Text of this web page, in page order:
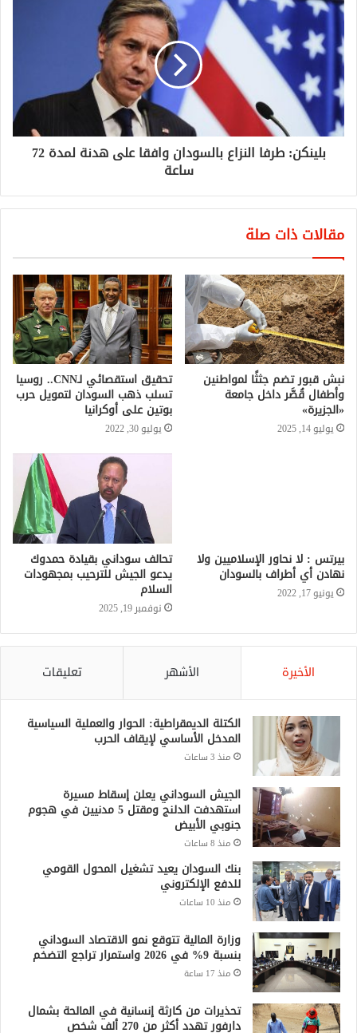
بلينكن: طرفا النزاع بالسودان وافقا على هدنة لمدة 72
ساعة
مقالات ذات صلة
نبش قبور تضم جثثًا لمواطنين
وأطفال قُصَّر داخل جامعة
«الجزيرة»
يوليو 14, 2025
تحقيق استقصائي لـCNN.. روسيا
تسلب ذهب السودان لتمويل حرب
بوتين على أوكرانيا
يوليو 30, 2022
بيرتس : لا نحاور الإسلاميين ولا
نهادن أي أطراف بالسودان
يونيو 17, 2022
تحالف سوداني بقيادة حمدوك
يدعو الجيش للترحيب بمجهودات
السلام
نوفمبر 19, 2025
الأخيرة الأشهر تعليقات
الكتلة الديمقراطية: الحوار والعملية السياسية
المدخل الأساسي لإيقاف الحرب
منذ 3 ساعات
الجيش السوداني يعلن إسقاط مسيرة
استهدفت الدلنج ومقتل 5 مدنيين في هجوم
جنوبي الأبيض
منذ 8 ساعات
بنك السودان يعيد تشغيل المحول القومي
للدفع الإلكتروني
منذ 10 ساعات
وزارة المالية تتوقع نمو الاقتصاد السوداني
بنسبة 9% في 2026 واستمرار تراجع التضخم
منذ 17 ساعة
تحذيرات من كارثة إنسانية في المالحة بشمال
دارفور تهدد أكثر من 270 ألف شخص